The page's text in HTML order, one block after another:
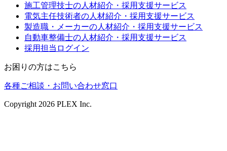
施工管理技士の人材紹介・採用支援サービス
電気主任技術者の人材紹介・採用支援サービス
製造職・メーカーの人材紹介・採用支援サービス
自動車整備士の人材紹介・採用支援サービス
採用担当ログイン
お困りの方はこちら
各種ご相談・お問い合わせ窓口
Copyright 2026 PLEX Inc.